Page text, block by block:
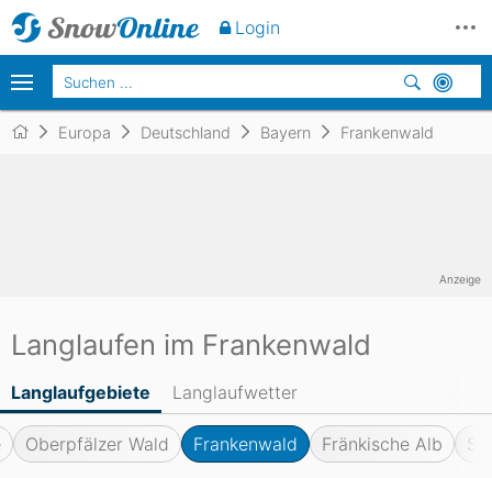
Europa Deutschland Bayern Frankenwald
Langlaufen im Frankenwald
Langlaufgebiete Langlaufwetter
Oberpfälzer Wald Frankenwald Fränkische Alb
Anzeige
Login